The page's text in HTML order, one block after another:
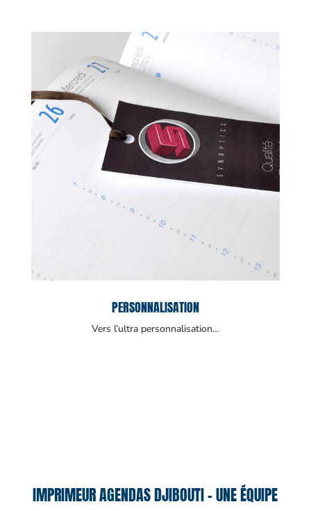
PERSONNALISATION
Vers l’ultra personnalisation…
IMPRIMEUR AGENDAS DJIBOUTI – UNE ÉQUIPE